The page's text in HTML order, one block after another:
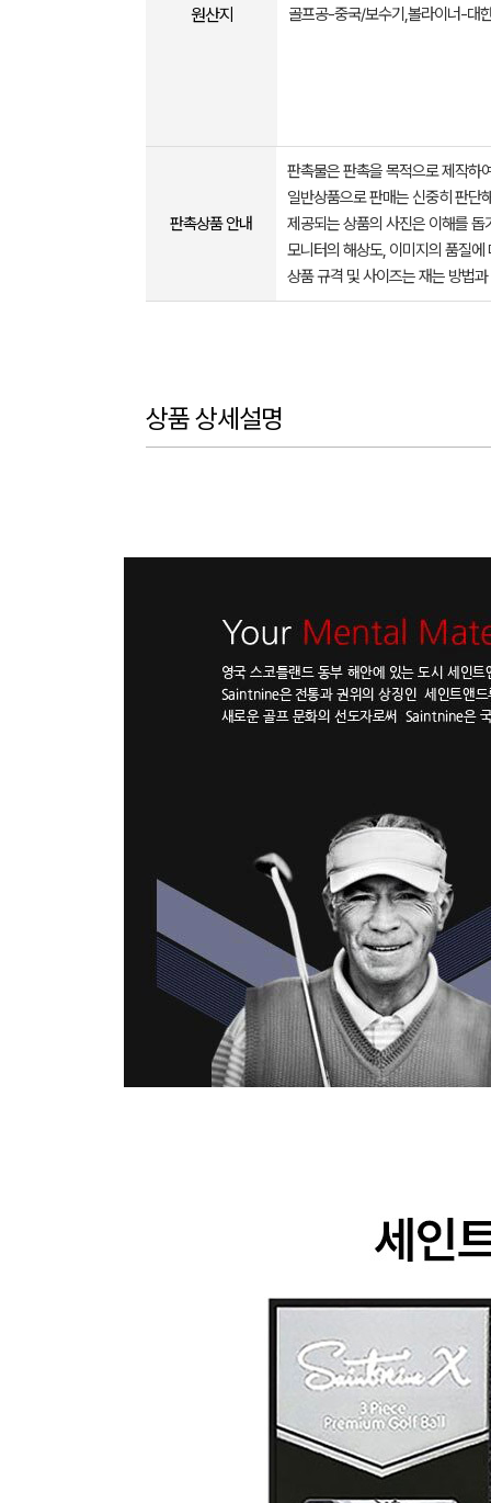
원산지 골프공-중국/보수기,볼라이너-대
판촉상품 안내
판촉물은 판촉을 목적으로 제작하
일반상품으로 판매는 신중히 판단
제공되는 상품의 사진은 이해를
모니터의 해상도, 이미지의 품질
상품 규격 및 사이즈는 재는 방법
상품 상세설명